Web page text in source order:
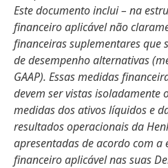
Este documento inclui – na
financeiro aplicável não
financeiras suplementares que
de desempenho alternativas
GAAP). Essas medidas
devem ser vistas isoladamente
medidas dos ativos líquidos e
resultados operacionais da
apresentadas de acordo com
financeiro aplicável nas suas